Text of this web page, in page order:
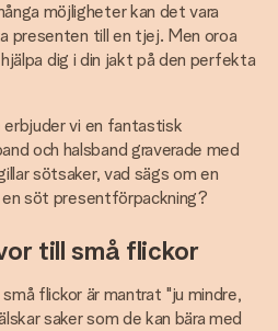
möjligheter kan det vara
till en tjej. Men oroa
dig i din jakt på den perfekta
vi en fantastisk
och halsband graverade med
sötsaker, vad sägs om en
söt presentförpackning?
till små flickor
flickor är mantrat "ju mindre,
saker som de kan bära med